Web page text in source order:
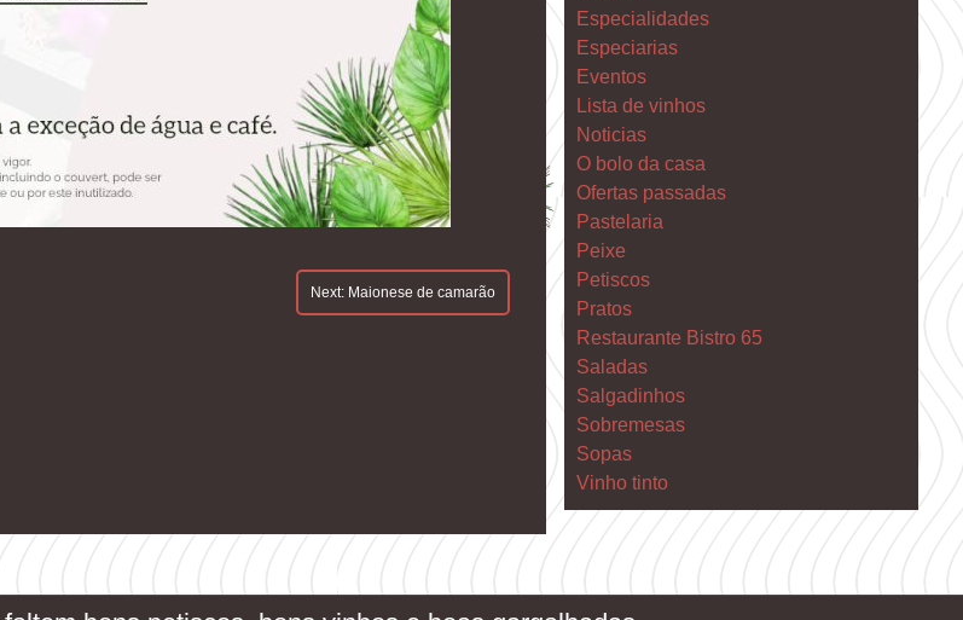
Next: Maionese de camarão
Especialidades
Especiarias
Eventos
Lista de vinhos
Noticias
O bolo da casa
Ofertas passadas
Pastelaria
Peixe
Petiscos
Pratos
Restaurante Bistro 65
Saladas
Salgadinhos
Sobremesas
Sopas
Vinho tinto